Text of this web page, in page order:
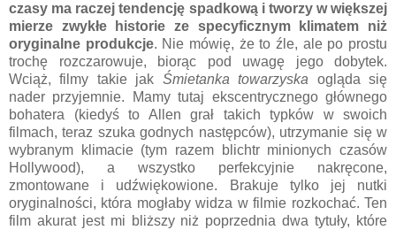
czasy ma raczej tendencję spadkową i tworzy w większej
mierze zwykłe historie ze specyficznym klimatem niż
oryginalne produkcje. Nie mówię, że to źle, ale po prostu
trochę rozczarowuje, biorąc pod uwagę jego dobytek.
Wciąż, filmy takie jak Śmietanka towarzyska ogląda się
nader przyjemnie. Mamy tutaj ekscentrycznego głównego
bohatera (kiedyś to Allen grał takich typków w swoich
filmach, teraz szuka godnych następców), utrzymanie się w
wybranym klimacie (tym razem blichtr minionych czasów
Hollywood), a wszystko perfekcyjnie nakręcone,
zmontowane i udźwiękowione. Brakuje tylko jej nutki
oryginalności, która mogłaby widza w filmie rozkochać. Ten
film akurat jest mi bliższy niż poprzednia dwa tytuły, które